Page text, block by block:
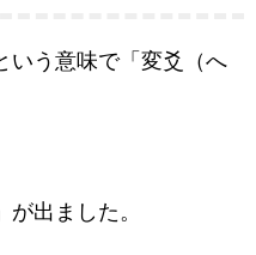
いう意味で「変爻（へ
が出ました。